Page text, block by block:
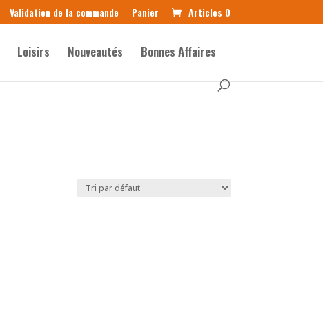
Validation de la commande Panier Articles 0
Loisirs Nouveautés Bonnes Affaires